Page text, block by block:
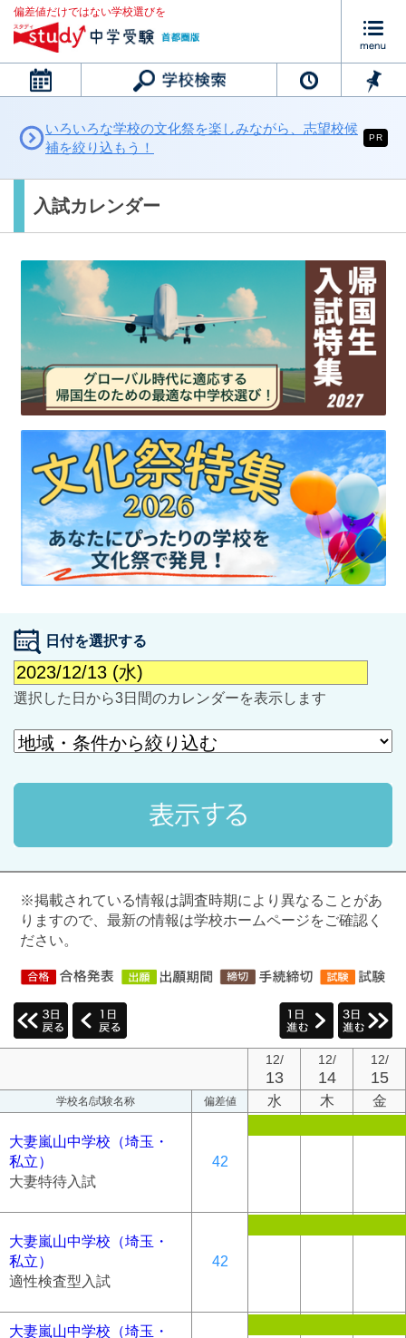
偏差値だけではない学校選びを
カレンダー
最近見た学校
学校閲覧履歴はありません
ブックマークした学校
ブックマークした学校はありません
いろいろな学校の文化祭を楽しみながら、志望校候
補を絞り込もう！
PR
入試カレンダー
日付を選択する
選択した日から3日間のカレンダーを表示します
※掲載されている情報は調査時期により異なることがあ
りますので、最新の情報は学校ホームページをご確認く
ださい。
12/
13
12/
14
12/
15
学校名/試験名称 偏差値 水 木 金
大妻嵐山中学校（埼玉・
私立）
大妻特待入試
42
大妻嵐山中学校（埼玉・
私立）
適性検査型入試
42
大妻嵐山中学校（埼玉・